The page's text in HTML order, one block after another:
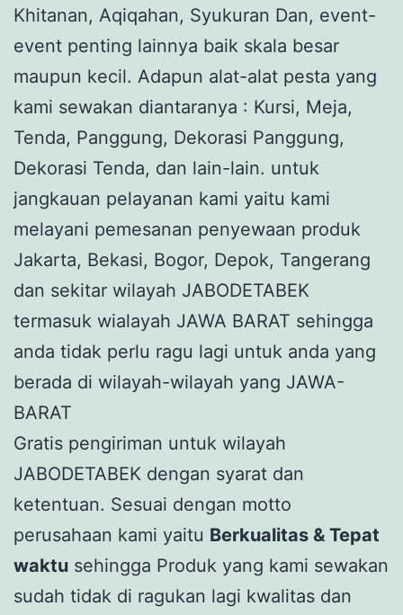
Khitanan, Aqiqahan, Syukuran Dan, event-
event penting lainnya baik skala besar
maupun kecil. Adapun alat-alat pesta yang
kami sewakan diantaranya : Kursi, Meja,
Tenda, Panggung, Dekorasi Panggung,
Dekorasi Tenda, dan lain-lain. untuk
jangkauan pelayanan kami yaitu kami
melayani pemesanan penyewaan produk
Jakarta, Bekasi, Bogor, Depok, Tangerang
dan sekitar wilayah JABODETABEK
termasuk wialayah JAWA BARAT sehingga
anda tidak perlu ragu lagi untuk anda yang
berada di wilayah-wilayah yang JAWA-
BARAT
Gratis pengiriman untuk wilayah
JABODETABEK dengan syarat dan
ketentuan. Sesuai dengan motto
perusahaan kami yaitu Berkualitas & Tepat
waktu sehingga Produk yang kami sewakan
sudah tidak di ragukan lagi kwalitas dan